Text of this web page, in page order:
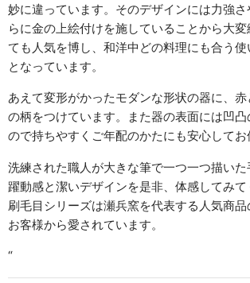
碗・鉢・ボール
bowl
cup
モーニングセット
レスト・箸置き
rest
妙に違っています。そのデザインには力強さ
らに金の上絵付けを施していることから大
ても人気を博し、和洋中どの料理にも合う
となっています。
あえて変形がかったモダンな形状の器に、赤
の柄をつけています。また器の表面には凹
ので持ちやすくご年配のかたにも安心してお
洗練された職人が大きな筆で一つ一つ描い
躍動感と潔いデザインを是非、体感してみて
刷毛目シリーズは瀬兵窯を代表する人気商品
お客様から愛されています。
“